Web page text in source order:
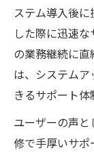
ステム導入後
した際に迅速
の業務継続に直
は、システム
きるサポート体
ユーザーの声
修で手厚いサポ